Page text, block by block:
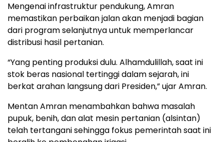
Mengenai infrastruktur pendukung, Amran
memastikan perbaikan jalan akan menjadi bagian
dari program selanjutnya untuk memperlancar
distribusi hasil pertanian.
“Yang penting produksi dulu. Alhamdulillah, saat ini
stok beras nasional tertinggi dalam sejarah, ini
berkat arahan langsung dari Presiden,” ujar Amran.
Mentan Amran menambahkan bahwa masalah
pupuk, benih, dan alat mesin pertanian (alsintan)
telah tertangani sehingga fokus pemerintah saat ini